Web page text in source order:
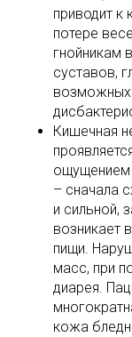
приводит к
потере
гнойникам
суставов,
возможных
Кишечная
ощущением
– сначала
и сильной,
возникает
пищи.
масс, при
диарея.
кожа